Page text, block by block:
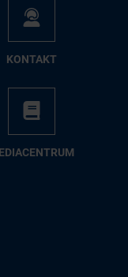
KON­TAKT